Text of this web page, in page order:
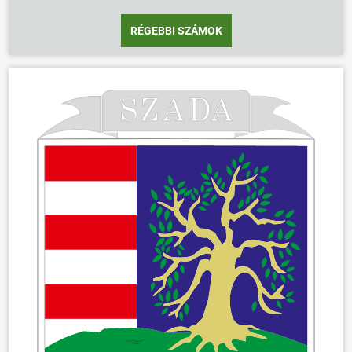
RÉGEBBI SZÁMOK